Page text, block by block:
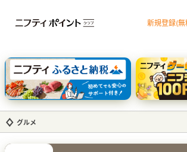
新規登録(
dカード GOLD 三井住友カード ゴールド（NL）
【実質初月無料】DMM | Disney+(ディズニープラス
SBI証券 確定拠出年金（iDeCo）
グルメ